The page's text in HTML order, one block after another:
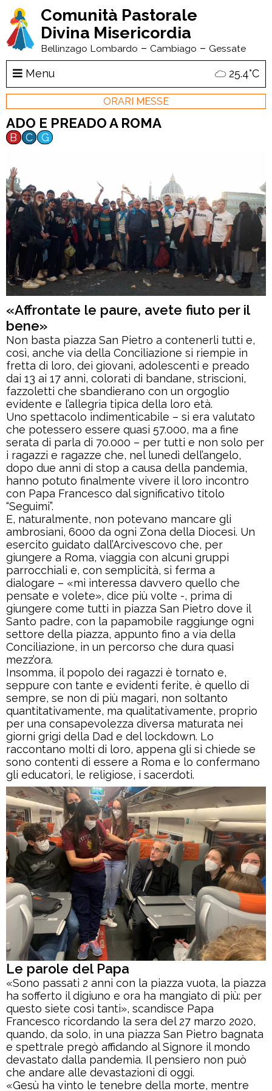
Comunità Pastorale
Divina Misericordia
Bellinzago Lombardo – Cambiago – Gessate
Menu 25.4°C
ORARI MESSE
ADO E PREADO A ROMA
B C G
«Affrontate le paure, avete fiuto per il
bene»
Non basta piazza San Pietro a contenerli tutti e,
così, anche via della Conciliazione si riempie in
fretta di loro, dei giovani, adolescenti e preado
dai 13 ai 17 anni, colorati di bandane, striscioni,
fazzoletti che sbandierano con un orgoglio
evidente e l’allegria tipica della loro età.
Uno spettacolo indimenticabile – si era valutato
che potessero essere quasi 57.000, ma a fine
serata di parla di 70.000 – per tutti e non solo per
i ragazzi e ragazze che, nel lunedì dell’angelo,
dopo due anni di stop a causa della pandemia,
hanno potuto finalmente vivere il loro incontro
con Papa Francesco dal significativo titolo
“Seguimi”.
E, naturalmente, non potevano mancare gli
ambrosiani, 6000 da ogni Zona della Diocesi. Un
esercito guidato dall’Arcivescovo che, per
giungere a Roma, viaggia con alcuni gruppi
parrocchiali e, con semplicità, si ferma a
dialogare – «mi interessa davvero quello che
pensate e volete», dice più volte -, prima di
giungere come tutti in piazza San Pietro dove il
Santo padre, con la papamobile raggiunge ogni
settore della piazza, appunto fino a via della
Conciliazione, in un percorso che dura quasi
mezz’ora.
Insomma, il popolo dei ragazzi è tornato e,
seppure con tante e evidenti ferite, è quello di
sempre, se non di più magari, non soltanto
quantitativamente, ma qualitativamente, proprio
per una consapevolezza diversa maturata nei
giorni grigi della Dad e del lockdown. Lo
raccontano molti di loro, appena gli si chiede se
sono contenti di essere a Roma e lo confermano
gli educatori, le religiose, i sacerdoti.
Le parole del Papa
«Sono passati 2 anni con la piazza vuota, la piazza
ha sofferto il digiuno e ora ha mangiato di più: per
questo siete così tanti», scandisce Papa
Francesco ricordando la sera del 27 marzo 2020,
quando, da solo, in una piazza San Pietro bagnata
e spettrale pregò affidando al Signore il mondo
devastato dalla pandemia. Il pensiero non può
che andare alle devastazioni di oggi.
«Gesù ha vinto le tenebre della morte, mentre